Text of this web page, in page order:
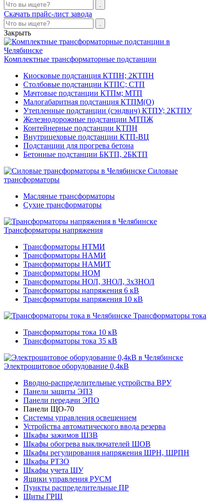
Скачать прайс-лист завода
Закрыть
Комплектные трансформаторные подстанции
Киосковые подстанция КТПН; 2КТПН
Столбовые подстанции КТПС; СТП
Мачтовые подстанции КТПм; МТП
Малогабаритная подстанция КТПМ(О)
Утепленные подстанции (сэндвич) КТПУ; 2КТПУ
Железнодорожные подстанции МТПЖ
Контейнерные подстанции КТПН
Внутрицеховые подстанции КТП-ВЦ
Подстанции для прогрева бетона
Бетонные подстанции БКТП, 2БКТП
Силовые
трансформаторы
Масляные трансформаторы
Сухие трансформаторы
Трансформаторы напряжения
Трансформаторы НТМИ
Трансформаторы НАМИ
Трансформаторы НАМИТ
Трансформаторы НОМ
Трансформаторы НОЛ, ЗНОЛ, 3хЗНОЛ
Трансформаторы напряжения 6 кВ
Трансформаторы напряжения 10 кВ
Трансформаторы тока
Трансформаторы тока 10 кВ
Трансформаторы тока 35 кВ
Электрощитовое оборудование 0,4кВ
Вводно-распределительные устройства ВРУ
Панели защиты ЭПЗ
Панели передачи ЭПО
Панели ЩО-70
Системы управления освещением
Устройства автоматического ввода резерва
Шкафы зажимов ШЗВ
Шкафы обогрева выключателей ШОВ
Шкафы регулирования напряжения ШРН, ШРПН
Шкафы РТЗО
Шкафы учета ШУ
Ящики управления РУСМ
Пункты распределительные ПР
Щиты ГРЩ